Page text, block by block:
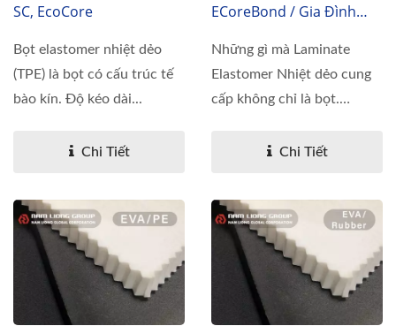
SC, EcoCore
Bọt elastomer nhiệt dẻo
(TPE) là bọt có cấu trúc tế
bào kín. Độ kéo dài...
Chi Tiết
ECoreBond / Gia Đình
Những gì mà Laminate
Elastomer Nhiệt dẻo cung
cấp không chỉ là bọt.
Chi Tiết